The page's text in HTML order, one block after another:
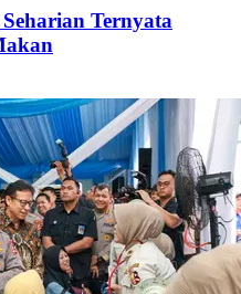
Ternyata